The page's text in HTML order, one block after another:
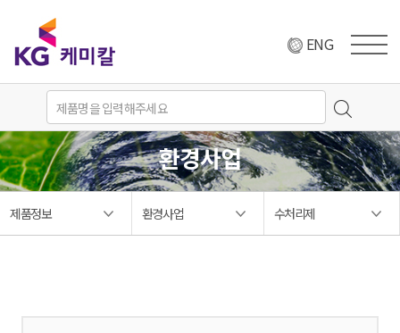
ENG
환경사업
제품정보 환경사업 수처리제